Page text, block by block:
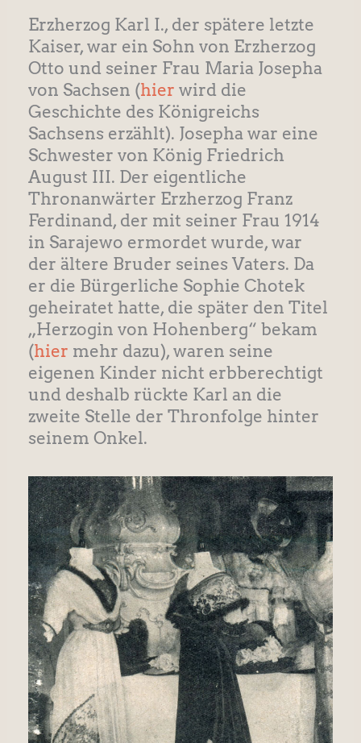
Erzherzog Karl I., der spätere letzte
Kaiser, war ein Sohn von Erzherzog
Otto und seiner Frau Maria Josepha
von Sachsen (hier wird die
Geschichte des Königreichs
Sachsens erzählt). Josepha war eine
Schwester von König Friedrich
August III. Der eigentliche
Thronanwärter Erzherzog Franz
Ferdinand, der mit seiner Frau 1914
in Sarajewo ermordet wurde, war
der ältere Bruder seines Vaters. Da
er die Bürgerliche Sophie Chotek
geheiratet hatte, die später den Titel
„Herzogin von Hohenberg“ bekam
(hier mehr dazu), waren seine
eigenen Kinder nicht erbberechtigt
und deshalb rückte Karl an die
zweite Stelle der Thronfolge hinter
seinem Onkel.